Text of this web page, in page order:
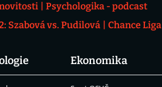
Psychologika - podcast
Szabová vs. Pudilová
Chance Liga
Ekonomika